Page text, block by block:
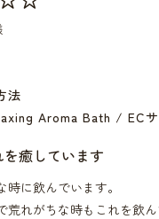
法
Aroma Bath / EC
を癒しています
時に飲んでいます。
荒れがちな時もこれを飲